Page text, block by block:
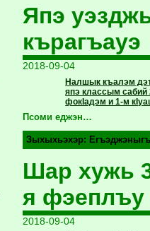
Япэ
кърагъауэ
2018-09-04
Налшык къалэм
япэ классым
фокIадэм и 1-м
Псоми еджэн…
Зыхыхьэхэр:
Шар хужь
я фэеплъу
2018-09-04